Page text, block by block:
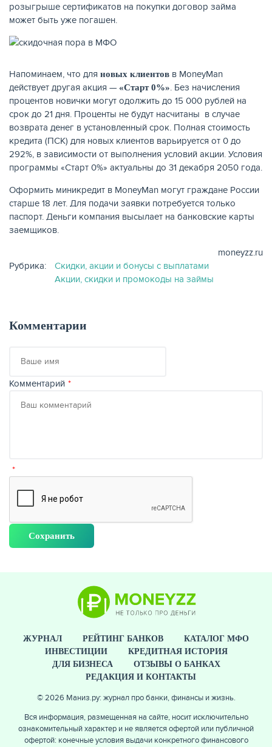
ЖУРНАЛ
розыгрыше сертификатов на покупки договор займа
может быть уже погашен.
Напоминаем, что для новых клиентов в MoneyMan
действует другая акция — «Старт 0%». Без начисления
процентов новички могут одолжить до 15 000 рублей на
срок до 21 дня. Проценты не будут насчитаны в случае
возврата денег в установленный срок. Полная стоимость
кредита (ПСК) для новых клиентов варьируется от 0 до
292%, в зависимости от выполнения условий акции. Условия
программы «Старт 0%» актуальны до 31 декабря 2050 года.
Оформить миникредит в MoneyMan могут граждане России
старше 18 лет. Для подачи заявки потребуется только
паспорт. Деньги компания высылает на банковские карты
заемщиков.
moneyzz.ru
Рубрика:
Скидки, акции и бонусы с выплатами
Акции, скидки и промокоды на займы
Комментарии
имя
Комментарий
ЖУРНАЛ РЕЙТИНГ БАНКОВ
КАТАЛОГ МФО
ИНВЕСТИЦИИ
КРЕДИТНАЯ ИСТОРИЯ
ДЛЯ БИЗНЕСА
ОТЗЫВЫ О БАНКАХ
РЕДАКЦИЯ И КОНТАКТЫ
© 2026 Маниз.ру: журнал про банки, финансы и жизнь.
Вся информация, размещенная на сайте, носит исключительно
ознакомительный характер и не является офертой или публичной
офертой: конечные условия выдачи конкретного финансового